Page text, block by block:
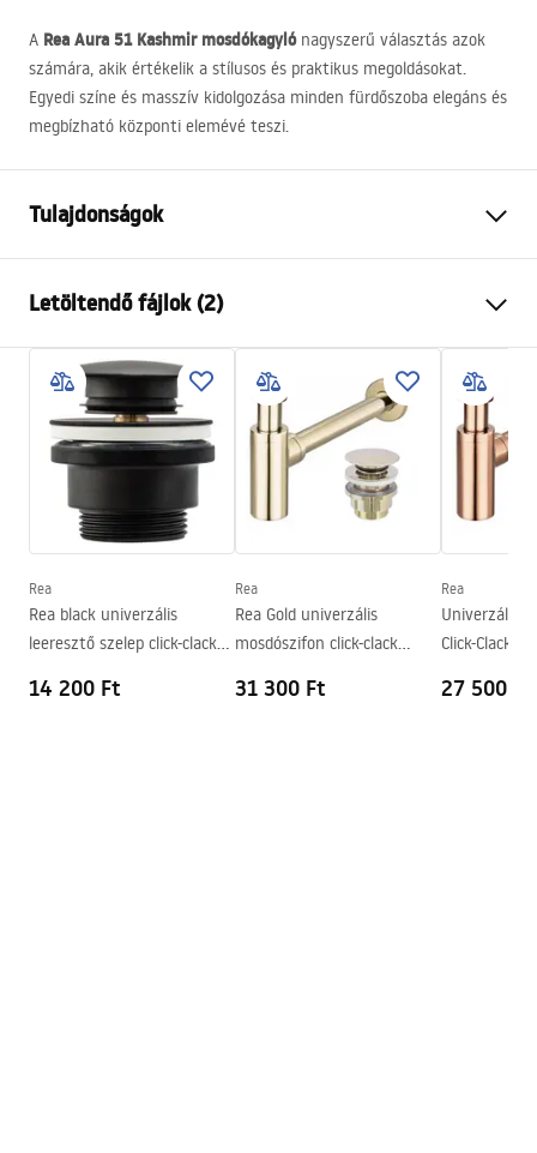
A Rea Aura 51 Kashmir mosdókagylónagyszerű választás azok
számára, akik értékelik a stílusos és praktikus megoldásokat.
Egyedi színe és masszív kidolgozása minden fürdőszoba elegáns és
megbízható központi elemévé teszi.
Tulajdonságok
Anyag
Szín
Szürke, Minta
Kivitel
Fényes
Hosszúság
505mm
Szélesség
385
Magasság
Mélység
Forma
Csaptelep szerelési lyuk
Igen
Letöltendő fájlok (2)
Telepítési utasítások
Basin.pdf
Warranty_Terms_and_Conditions_Basins_-_5.pdf
Rea
Rea black univerzális
leeresztő szelep click-clack
14 200 Ft
Rea
Rea Gold univerzális
mosdószifon click-clack
31 300 Ft
Rea
Univerzális
Click-Clack
27 500 Ft